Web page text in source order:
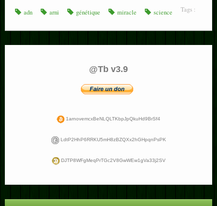
Tags :
adn arni génétique miracle science
@Tb v3.9
1arnovemcxBeNLQLTKbpJpQkuHd9BrSf4
LdtP2HhP6RRKU5mH8zBZQXx2hGHpqnPsPK
DJTP8WFgMeqPrTGc2V8GwWEw1gVa33j2SV